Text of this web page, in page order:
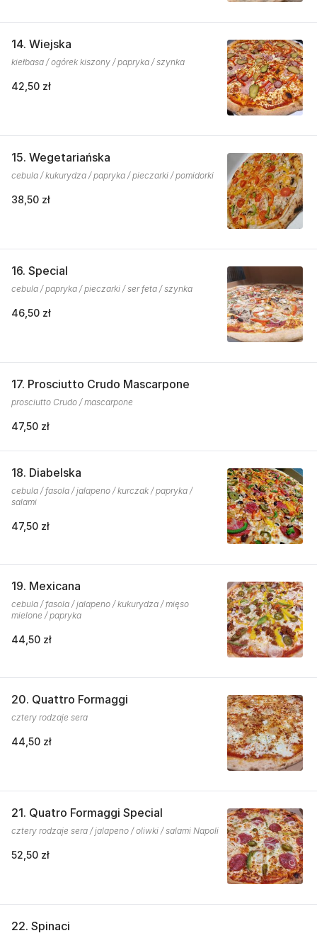
14. Wiejska
kiełbasa / ogórek kiszony / papryka / szynka
42,50 zł
15. Wegetariańska
cebula / kukurydza / papryka / pieczarki / pomidorki
38,50 zł
16. Special
cebula / papryka / pieczarki / ser feta / szynka
46,50 zł
17. Prosciutto Crudo Mascarpone
prosciutto Crudo / mascarpone
47,50 zł
18. Diabelska
cebula / fasola / jalapeno / kurczak / papryka /
salami
47,50 zł
19. Mexicana
cebula / fasola / jalapeno / kukurydza / mięso
mielone / papryka
44,50 zł
20. Quattro Formaggi
cztery rodzaje sera
44,50 zł
21. Quatro Formaggi Special
cztery rodzaje sera / jalapeno / oliwki / salami Napoli
52,50 zł
22. Spinaci